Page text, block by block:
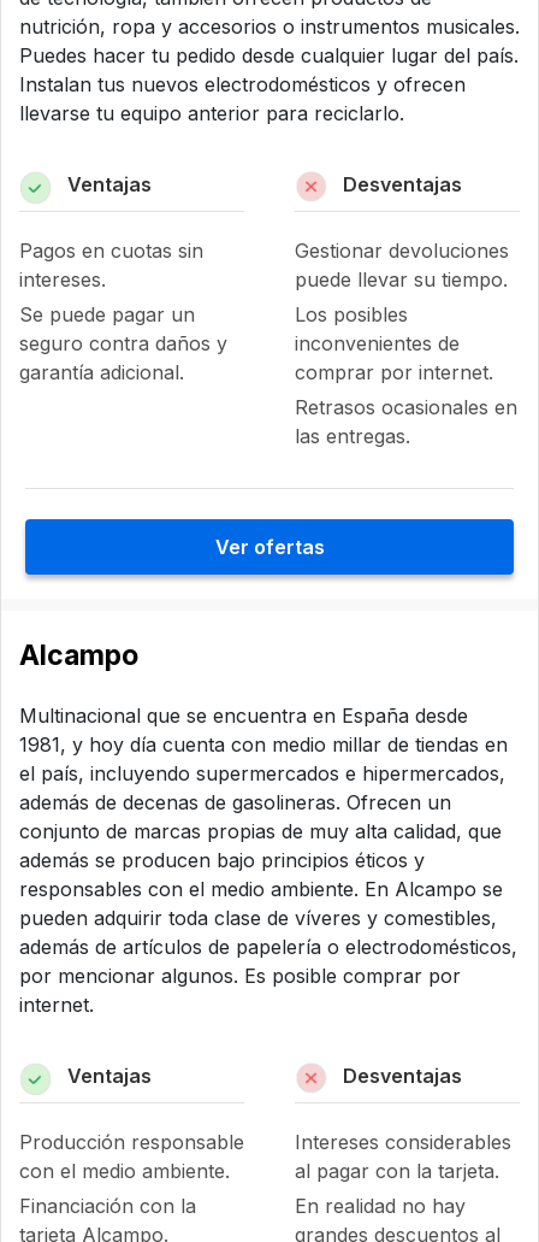
nutrición, ropa y accesorios o instrumentos musicales.
Puedes hacer tu pedido desde cualquier lugar del país.
Instalan tus nuevos electrodomésticos y ofrecen
llevarse tu equipo anterior para reciclarlo.
Ventajas
Pagos en cuotas sin
intereses.
Se puede pagar un
seguro contra daños y
garantía adicional.
Desventajas
Gestionar devoluciones
puede llevar su tiempo.
Los posibles
inconvenientes de
comprar por internet.
Retrasos ocasionales en
las entregas.
Ver ofertas
Alcampo
Multinacional que se encuentra en España desde
1981, y hoy día cuenta con medio millar de tiendas en
el país, incluyendo supermercados e hipermercados,
además de decenas de gasolineras. Ofrecen un
conjunto de marcas propias de muy alta calidad, que
además se producen bajo principios éticos y
responsables con el medio ambiente. En Alcampo se
pueden adquirir toda clase de víveres y comestibles,
además de artículos de papelería o electrodomésticos,
por mencionar algunos. Es posible comprar por
internet.
Ventajas
Producción responsable
con el medio ambiente.
Financiación con la
tarjeta Alcampo.
Desventajas
Intereses considerables
al pagar con la tarjeta.
En realidad no hay
grandes descuentos al